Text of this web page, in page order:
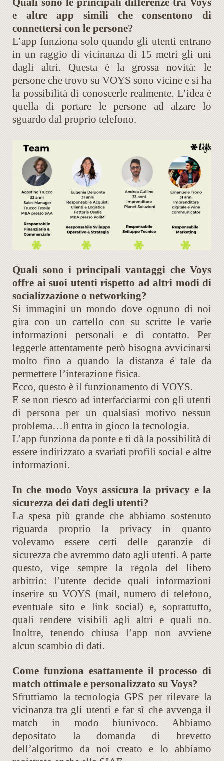
Quali sono le principali differenze tra Voys
e altre app simili che consentono di
connettersi con le persone?
L’app funziona solo quando gli utenti entrano
in un raggio di vicinanza di 15 metri gli uni
dagli altri. Questa è la grossa novità: le
persone che trovo su VOYS sono vicine e si ha
la possibilità di conoscerle realmente. L’idea è
quella di portare le persone ad alzare lo
sguardo dal proprio telefono.
Quali sono i principali vantaggi che Voys
offre ai suoi utenti rispetto ad altri modi di
socializzazione o networking?
Si immagini un mondo dove ognuno di noi
gira con un cartello con su scritte le varie
informazioni personali e di contatto. Per
leggerle attentamente però bisogna avvicinarsi
molto fino a quando la distanza é tale da
permettere l’interazione fisica.
Ecco, questo è il funzionamento di VOYS.
E se non riesco ad interfacciarmi con gli utenti
di persona per un qualsiasi motivo nessun
problema…lì entra in gioco la tecnologia.
L’app funziona da ponte e ti dà la possibilità di
essere indirizzato a svariati profili social e altre
informazioni.
In che modo Voys assicura la privacy e la
sicurezza dei dati degli utenti?
La spesa più grande che abbiamo sostenuto
riguarda proprio la privacy in quanto
volevamo essere certi delle garanzie di
sicurezza che avremmo dato agli utenti. A parte
questo, vige sempre la regola del libero
arbitrio: l’utente decide quali informazioni
inserire su VOYS (mail, numero di telefono,
eventuale sito e link social) e, soprattutto,
quali rendere visibili agli altri e quali no.
Inoltre, tenendo chiusa l’app non avviene
alcun scambio di dati.
Come funziona esattamente il processo di
match ottimale e personalizzato su Voys?
Sfruttiamo la tecnologia GPS per rilevare la
vicinanza tra gli utenti e far sì che avvenga il
match in modo biunivoco. Abbiamo
depositato la domanda di brevetto
dell’algoritmo da noi creato e lo abbiamo